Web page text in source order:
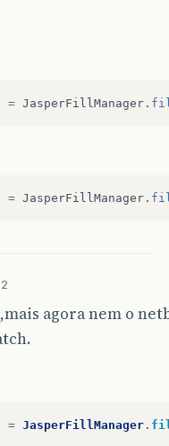
= JasperFillManager .
= JasperFillManager .
agora nem o
= JasperFillManager .